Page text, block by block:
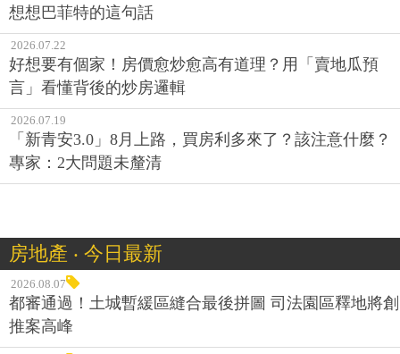
想想巴菲特的這句話
2026.07.22
好想要有個家！房價愈炒愈高有道理？用「賣地瓜預
言」看懂背後的炒房邏輯
2026.07.19
「新青安3.0」8月上路，買房利多來了？該注意什麼？
專家：2大問題未釐清
房地產 ‧ 今日最新
2026.08.07
都審通過！土城暫緩區縫合最後拼圖 司法園區釋地將創
推案高峰